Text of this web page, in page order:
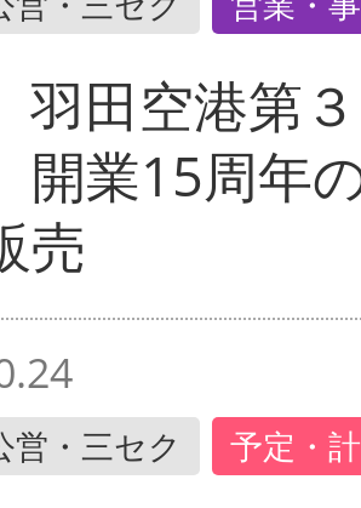
田空港第
業15周年
売
営・三セク 予定・